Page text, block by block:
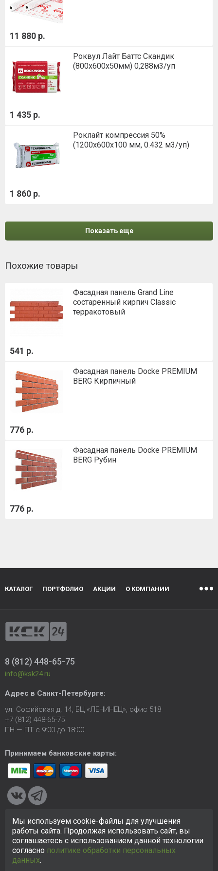
11 880 р.
Роквул Лайт Баттс Скандик
(800х600х50мм) 0,288м3/уп
1 435 р.
Роклайт компрессия 50%
(1200х600х100 мм, 0.432 м3/уп)
1 860 р.
Показать еще
Похожие товары
Фасадная панель Grand Line
состаренный кирпич Classic
терракотовый
541 р.
Фасадная панель Docke PREMIUM
BERG Кирпичный
776 р.
Фасадная панель Docke PREMIUM
BERG Рубин
776 р.
КАТАЛОГ ПОРТФОЛИО АКЦИИ О КОМПАНИИ
8 (812) 448-65-75
info@ksk24.ru
Адрес в Санкт-Петербурге:
ул. Софийская д. 14, БЦ «ЛЕНИНЕЦ», офис 518
+7 (812) 448-65-75
ПН — ПТ с 9:00 до 18:00
Принимаем банковские карты:
© 2005-2026 ООО «КСК». Сайтhttps://ksk24.ruсоздан
исключительно в информационных целях и любая информация
на сайте не является публичной офертой.Политика в
отношении персональных данных
Мы используем cookie-файлы для улучшения
работы сайта. Продолжая использовать сайт, вы
соглашаетесь с использованием данной технологии
согласно политике обработки персональных
данных.